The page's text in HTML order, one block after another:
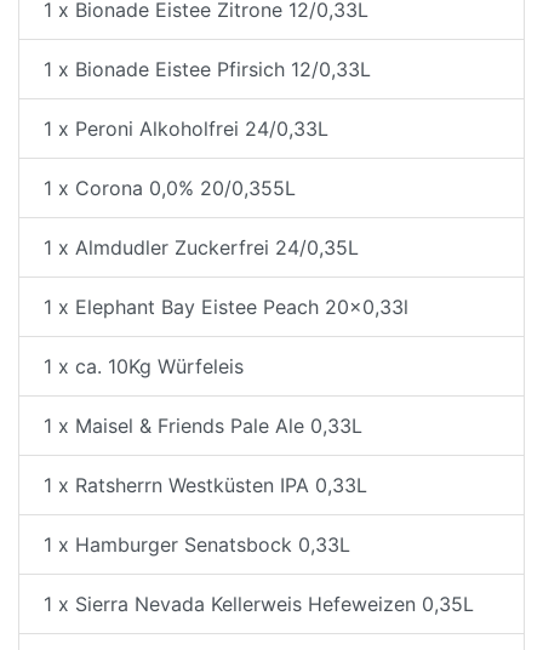
1 x Bionade Eistee Zitrone 12/0,33L
1 x Bionade Eistee Pfirsich 12/0,33L
1 x Peroni Alkoholfrei 24/0,33L
1 x Corona 0,0% 20/0,355L
1 x Almdudler Zuckerfrei 24/0,35L
1 x Elephant Bay Eistee Peach 20x0,33l
1 x ca. 10Kg Würfeleis
1 x Maisel & Friends Pale Ale 0,33L
1 x Ratsherrn Westküsten IPA 0,33L
1 x Hamburger Senatsbock 0,33L
1 x Sierra Nevada Kellerweis Hefeweizen 0,35L